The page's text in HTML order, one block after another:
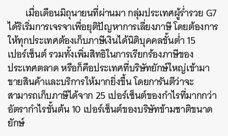
เมื่อเดือนมิถุนายนที่ผ่านมา กลุ่มประเทศผู้ร่ำรวย G7
ได้ริเริ่มการเจรจาเพื่อยุติปัญหาการเลี่ยงภาษี โดยต้องการ
ให้ทุกประเทศต้องเก็บภาษีเงินได้นิติบุคคลขั้นต่ำ 15
เปอร์เซ็นต์ รวมทั้งเพิ่มสิทธิในการเรียกร้องภาษีของ
ประเทศตลาด หรือก็คือประเทศที่บริษัทยักษ์ใหญ่เข้ามา
ขายสินค้าและบริการให้มากยิ่งขึ้น โดยการันตีว่าจะ
สามารถเก็บภาษีได้จาก 25 เปอร์เซ็นต์ของกำไรที่มากกว่า
อัตรากำไรขั้นต้น 10 เปอร์เซ็นต์ของบริษัทข้ามชาติขนาด
ยักษ์